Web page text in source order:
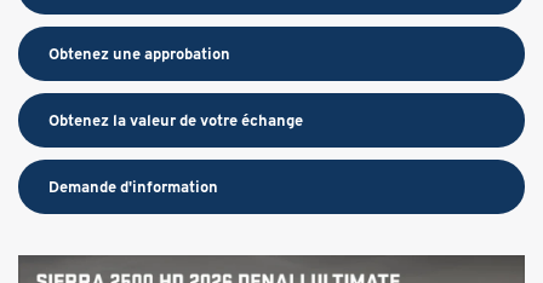
Obtenez une approbation
Obtenez la valeur de votre échange
Demande d'information